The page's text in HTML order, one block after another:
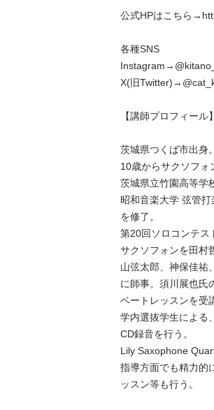
公式HPはこちら
各種SNS
X(旧
【講師プロフィール】
茨城県つくば市出身。
10歳からサクソフォ
茨城県立竹園高等学
昭和音楽大学 弦管
を修了。
第20回ソロコンテス
サクソフォンを田村
山弦太郎、神保佳祐
に師事。須川展也氏
ベートレッスンを受
学内選抜学生による
CD録音を行う。
Lily Saxophone
指導方面でも精力的
ッスン等も行う。